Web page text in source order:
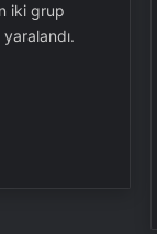
iki grup